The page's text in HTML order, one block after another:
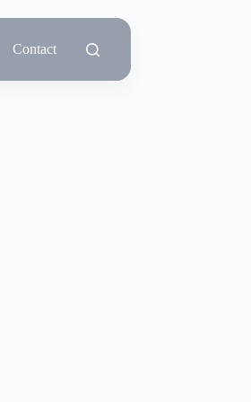
Contact